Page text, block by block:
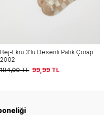
Ekru 3'lü Hayvan Desenli Patik
Çorap 2001
194,00TL 99,99TL